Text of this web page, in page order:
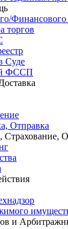
торгов
Суде
ФССП
Отправка
и